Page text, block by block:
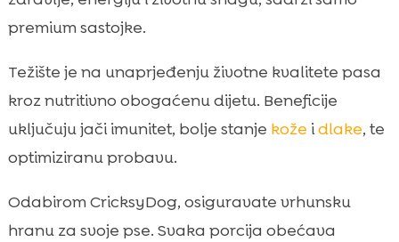
premium sastojke.
Težište je na unaprjeđenju životne kvalitete pasa
kroz nutritivno obogaćenu dijetu. Beneficije
uključuju jači imunitet, bolje stanje kože idlake, te
optimiziranu probavu.
Odabirom CricksyDog, osiguravate vrhunsku
hranu za svoje pse. Svaka porcija obećava